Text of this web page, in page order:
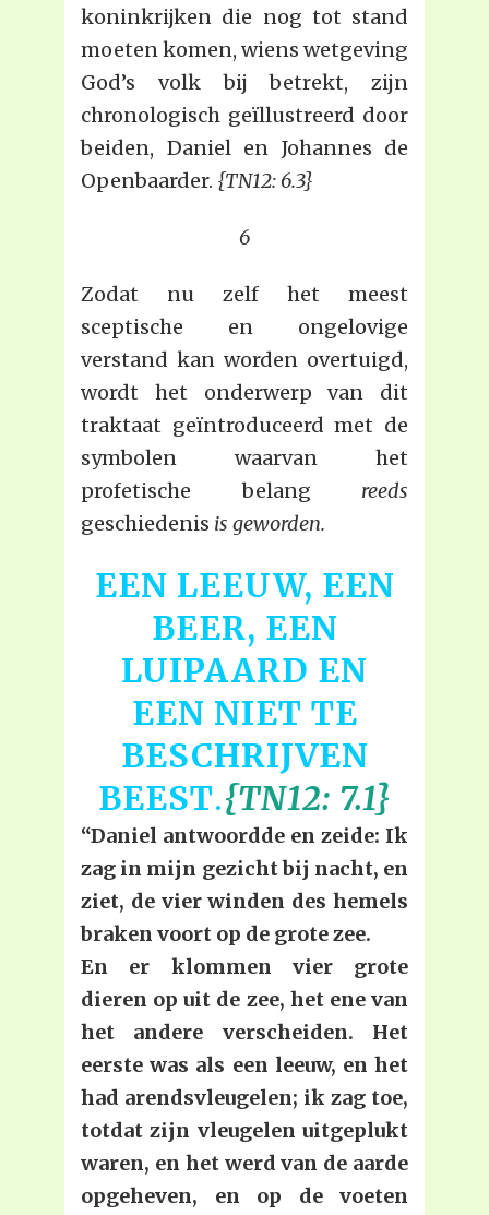
koninkrijken die nog tot stand
moeten komen, wiens wetgeving
God’s volk bij betrekt, zijn
chronologisch geïllustreerd door
beiden, Daniel en Johannes de
Openbaarder. {TN12: 6.3}
6
Zodat nu zelf het meest
sceptische en ongelovige
verstand kan worden overtuigd,
wordt het onderwerp van dit
traktaat geïntroduceerd met de
symbolen waarvan het
profetische belang reeds
geschiedenis is geworden.
EEN LEEUW, EEN
BEER, EEN
LUIPAARD EN
EEN NIET TE
BESCHRIJVEN
BEEST.{TN12: 7.1}
“Daniel antwoordde en zeide: Ik
zag in mijn gezicht bij nacht, en
ziet, de vier winden des hemels
braken voort op de grote zee.
En er klommen vier grote
dieren op uit de zee, het ene van
het andere verscheiden. Het
eerste was als een leeuw, en het
had arendsvleugelen; ik zag toe,
totdat zijn vleugelen uitgeplukt
waren, en het werd van de aarde
opgeheven, en op de voeten